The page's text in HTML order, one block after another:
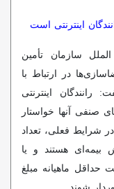
اینترنتی است
سازمان تأمین
در ارتباط با
رانندگان اینترنتی
صنفی آنها خواستار
شرایط فعلی، تعداد
بیمه‌ای هستند و یا
پرداخت حداقل ماهیانه مبلغ